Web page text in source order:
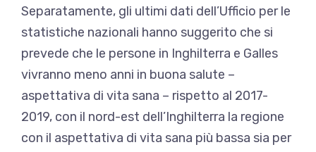
Separatamente, gli ultimi dati dell’Ufficio per le
statistiche nazionali hanno suggerito che si
prevede che le persone in Inghilterra e Galles
vivranno meno anni in buona salute –
aspettativa di vita sana – rispetto al 2017-
2019, con il nord-est dell’Inghilterra la regione
con il aspettativa di vita sana più bassa sia per